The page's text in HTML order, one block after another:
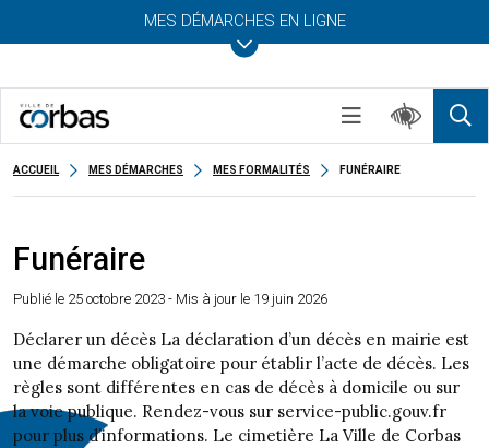
MES DÉMARCHES EN LIGNE
ACCUEIL MES DÉMARCHES MES FORMALITÉS FUNÉRAIRE
Funéraire
Publié le 25 octobre 2023 - Mis à jour le 19 juin 2026
Déclarer un décès La déclaration d’un décès en mairie est
une démarche obligatoire pour établir l’acte de décès. Les
règles sont différentes en cas de décès à domicile ou sur
la voie publique. Rendez-vous sur service-public.gouv.fr
pour plus d’informations. Le cimetière La Ville de Corbas